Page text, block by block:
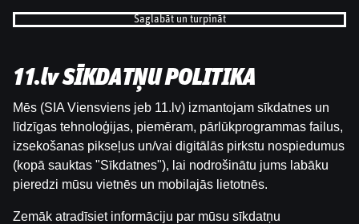
Šai spēlei nav pieejama demo versija. Lūdzu,
pieslēdzies, lai spēlētu ar īstu naudu.
Pieslēgties
Saglabāt un turpināt
11.lv SĪKDATŅU POLITIKA
Mēs (SIA Viensviens jeb 11.lv) izmantojam sīkdatnes un
līdzīgas tehnoloģijas, piemēram, pārlūkprogrammas failus,
izsekošanas pikseļus un/vai digitālās pirkstu nospiedumus
(kopā sauktas "Sīkdatnes"), lai nodrošinātu jums labāku
pieredzi mūsu vietnēs un mobilajās lietotnēs.
Zemāk atradīsiet informāciju par mūsu sīkdatņu